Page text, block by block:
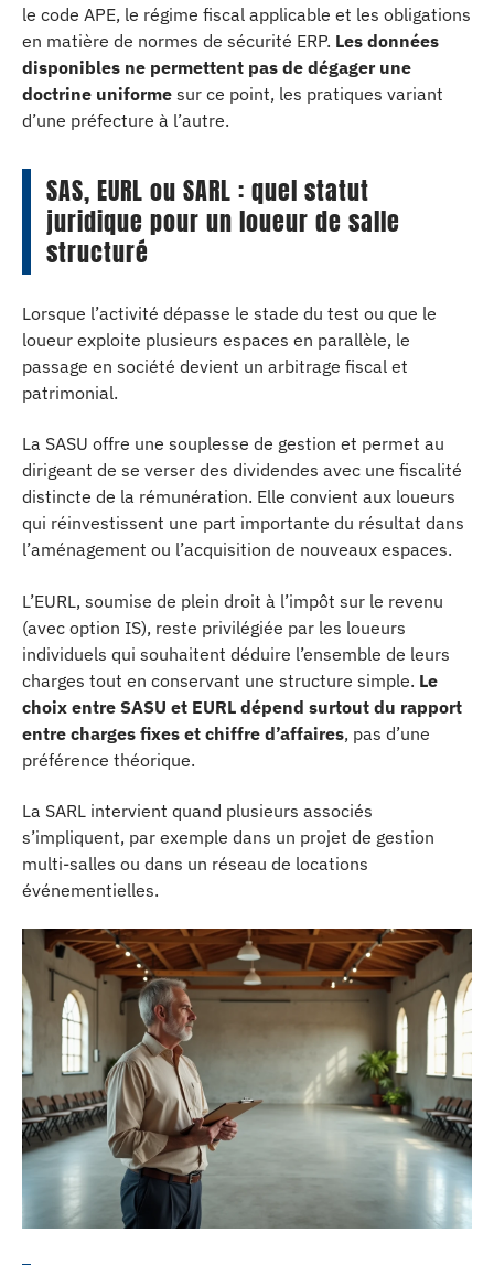
le code APE, le régime fiscal applicable et les obligations
en matière de normes de sécurité ERP. Les données
disponibles ne permettent pas de dégager une
doctrine uniforme sur ce point, les pratiques variant
d’une préfecture à l’autre.
SAS, EURL ou SARL : quel statut
juridique pour un loueur de salle
structuré
Lorsque l’activité dépasse le stade du test ou que le
loueur exploite plusieurs espaces en parallèle, le
passage en société devient un arbitrage fiscal et
patrimonial.
La SASU offre une souplesse de gestion et permet au
dirigeant de se verser des dividendes avec une fiscalité
distincte de la rémunération. Elle convient aux loueurs
qui réinvestissent une part importante du résultat dans
l’aménagement ou l’acquisition de nouveaux espaces.
L’EURL, soumise de plein droit à l’impôt sur le revenu
(avec option IS), reste privilégiée par les loueurs
individuels qui souhaitent déduire l’ensemble de leurs
charges tout en conservant une structure simple. Le
choix entre SASU et EURL dépend surtout du rapport
entre charges fixes et chiffre d’affaires, pas d’une
préférence théorique.
La SARL intervient quand plusieurs associés
s’impliquent, par exemple dans un projet de gestion
multi-salles ou dans un réseau de locations
événementielles.